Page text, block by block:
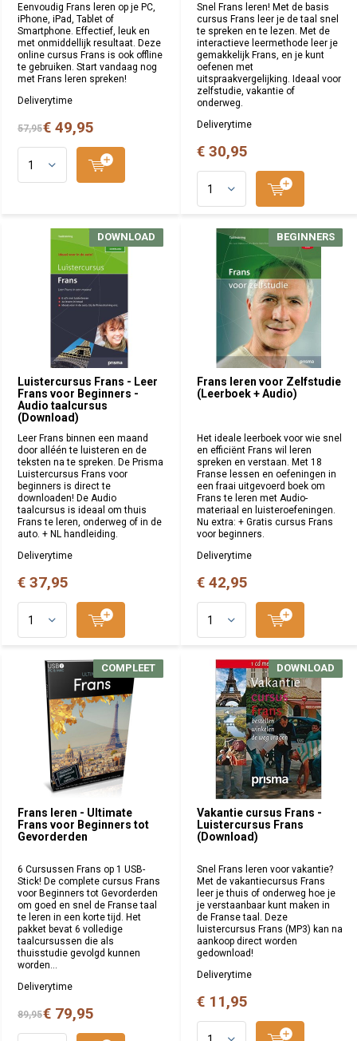
Eenvoudig Frans leren op je PC,
iPhone, iPad, Tablet of
Smartphone. Effectief, leuk en
met onmiddellijk resultaat. Deze
online cursus Frans is ook offline
te gebruiken. Start vandaag nog
met Frans leren spreken!
Deliverytime
57,95€ 49,95
Snel Frans leren! Met de basis
cursus Frans leer je de taal snel
te spreken en te lezen. Met de
interactieve leermethode leer je
gemakkelijk Frans, en je kunt
oefenen met
uitspraakvergelijking. Ideaal voor
zelfstudie, vakantie of
onderweg.
Deliverytime
€ 30,95
Luistercursus Frans - Leer
Frans voor Beginners -
Audio taalcursus
(Download)
Leer Frans binnen een maand
door alléén te luisteren en de
teksten na te spreken. De Prisma
Luistercursus Frans voor
beginners is direct te
downloaden! De Audio
taalcursus is ideaal om thuis
Frans te leren, onderweg of in de
auto. + NL handleiding.
Deliverytime
DOWNLOAD
€ 37,95
DOWNLOAD
Frans leren voor Zelfstudie
(Leerboek + Audio)
Het ideale leerboek voor wie snel
en efficiënt Frans wil leren
spreken en verstaan. Met 18
Franse lessen en oefeningen in
een fraai uitgevoerd boek om
Frans te leren met Audio-
materiaal en luisteroefeningen.
Nu extra: + Gratis cursus Frans
voor beginners.
Deliverytime
BEGINNERS
€ 42,95
BEGINNERS
Frans leren - Ultimate
Frans voor Beginners tot
Gevorderden
6 Cursussen Frans op 1 USB-
Stick! De complete cursus Frans
voor Beginners tot Gevorderden
om goed en snel de Franse taal
te leren in een korte tijd. Het
pakket bevat 6 volledige
taalcursussen die als
thuisstudie gevolgd kunnen
worden...
Deliverytime
COMPLEET
89,95€ 79,95
COMPLEET
Vakantie cursus Frans -
Luistercursus Frans
(Download)
Snel Frans leren voor vakantie?
Met de vakantiecursus Frans
leer je thuis of onderweg hoe je
je verstaanbaar kunt maken in
de Franse taal. Deze
luistercursus Frans (MP3) kan na
aankoop direct worden
gedownload!
Deliverytime
DOWNLOAD
€ 11,95
DOWNLOAD